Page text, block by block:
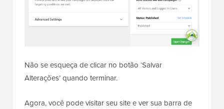
Não se esqueça de clicar no botão ‘Salvar
Alterações’ quando terminar.
Agora, você pode visitar seu site e ver sua barra de